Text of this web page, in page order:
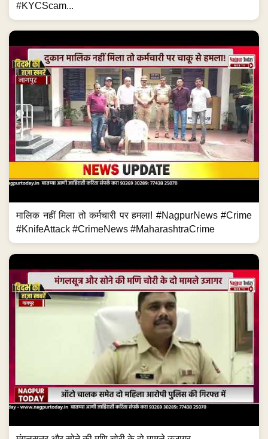
#KYCScam...
मालिक नहीं मिला तो कर्मचारी पर हमला! #NagpurNews #Crime
#KnifeAttack #CrimeNews #MaharashtraCrime